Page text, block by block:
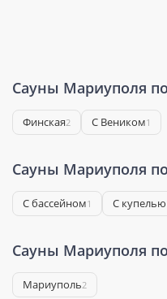
Сауны Мариуполя
Финская2 С Веником1
Сауны Мариуполя
С бассейном1 С купелью
Сауны Мариуполя
Мариуполь2